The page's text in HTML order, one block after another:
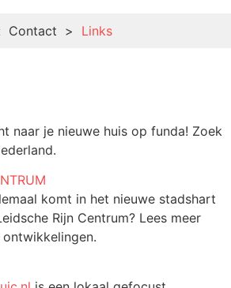
Contact > Links
naar je nieuwe huis op funda! Zoek
komt in het nieuwe stadshart
Rijn Centrum? Lees meer